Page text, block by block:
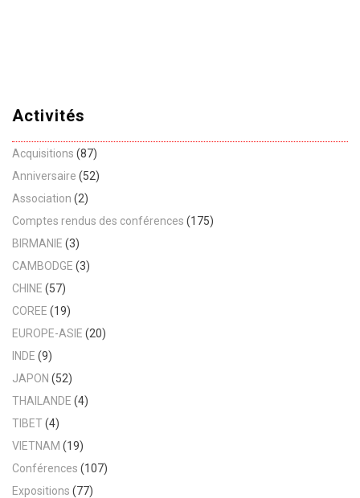
Activités
Acquisitions (87)
Anniversaire (52)
Association (2)
Comptes rendus des conférences (175)
BIRMANIE (3)
CAMBODGE (3)
CHINE (57)
COREE (19)
EUROPE-ASIE (20)
INDE (9)
JAPON (52)
THAILANDE (4)
TIBET(4)
VIETNAM (19)
Conférences (107)
Expositions (77)